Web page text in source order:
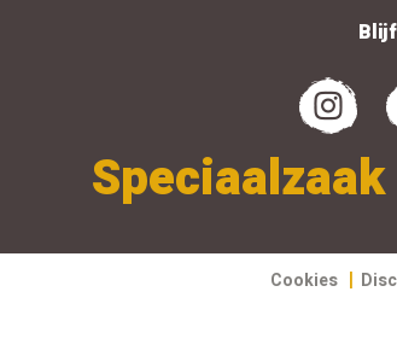
Cookies |